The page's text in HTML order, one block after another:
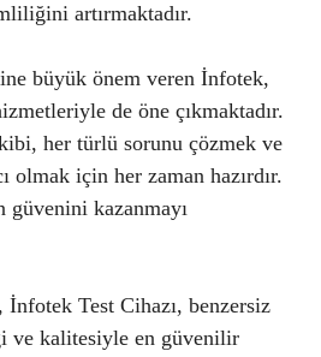
artırmaktadır.
büyük önem veren İnfotek,
de öne çıkmaktadır.
her türlü sorunu çözmek ve
olmak için her zaman hazırdır.
kazanmayı
Test Cihazı, benzersiz
ve kalitesiyle en güvenilir